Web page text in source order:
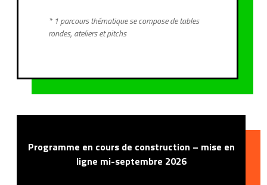
* 1 parcours thématique se compose de tables
rondes, ateliers et pitchs
Programme en cours de construction – mise en
ligne mi-septembre 2026